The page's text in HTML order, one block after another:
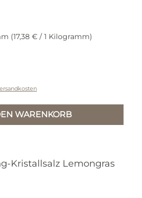
(17,38 € / 1 Kilogramm)
WARENKORB